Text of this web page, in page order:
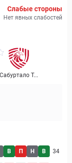
Слабые стороны
Нет явных слабостей
Сабуртало Т...
В П Н В 34